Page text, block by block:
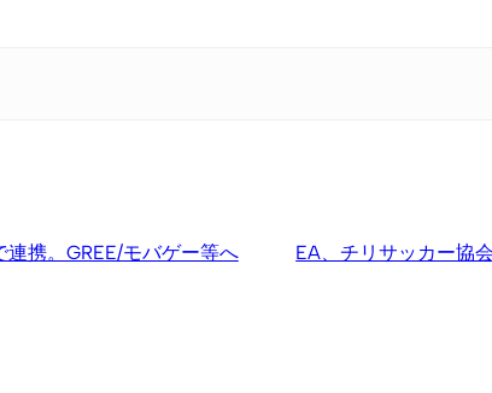
携。GREE/モバゲー等へ
EA、チリサッカー協